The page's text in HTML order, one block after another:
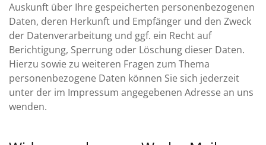
Auskunft über Ihre gespeicherten personenbezogenen
Daten, deren Herkunft und Empfänger und den Zweck
der Datenverarbeitung und ggf. ein Recht auf
Berichtigung, Sperrung oder Löschung dieser Daten.
Hierzu sowie zu weiteren Fragen zum Thema
personenbezogene Daten können Sie sich jederzeit
unter der im Impressum angegebenen Adresse an uns
wenden.